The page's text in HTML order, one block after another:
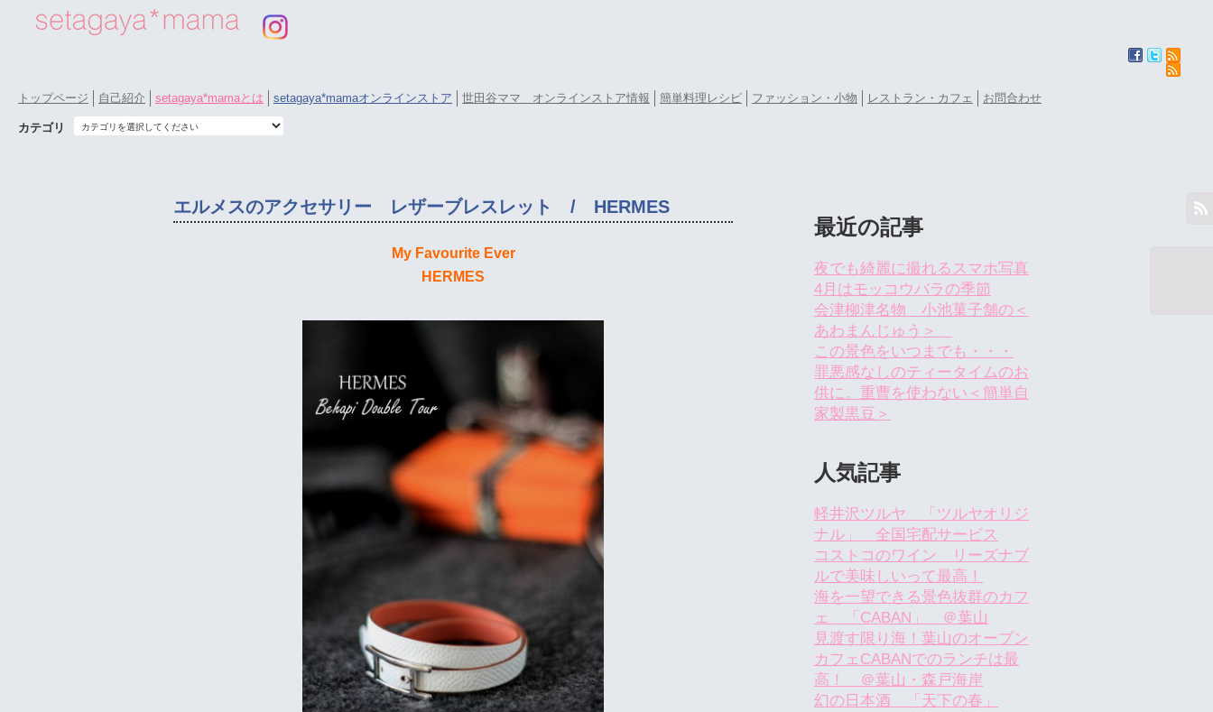
トップページ 自己紹介 setagaya*mamaとは setagaya*mamaオンラインストア 世田谷ママ オンラインストア情報 簡単料理レシピ ファッション・小物 レストラン・カフェ お問合わせ
カテゴリ
エルメスのアクセサリー レザーブレスレット / HERMES
My Favourite Ever
HERMES
最近の記事
夜でも綺麗に撮れるスマホ写真
4月はモッコウバラの季節
会津柳津名物 小池菓子舗の＜
あわまんじゅう＞
この景色をいつまでも・・・
罪悪感なしのティータイムのお
供に。重曹を使わない＜簡単自
家製黒豆＞
人気記事
軽井沢ツルヤ 「ツルヤオリジ
ナル」 全国宅配サービス
コストコのワイン リーズナブ
ルで美味しいって最高！
海を一望できる景色抜群のカフ
ェ 「CABAN」 ＠葉山
見渡す限り海！葉山のオープン
カフェCABANでのランチは最
高！ ＠葉山・森戸海岸
幻の日本酒 「天下の春」